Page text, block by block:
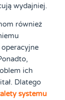
wydajniej.
również
ich
Dlatego
systemu